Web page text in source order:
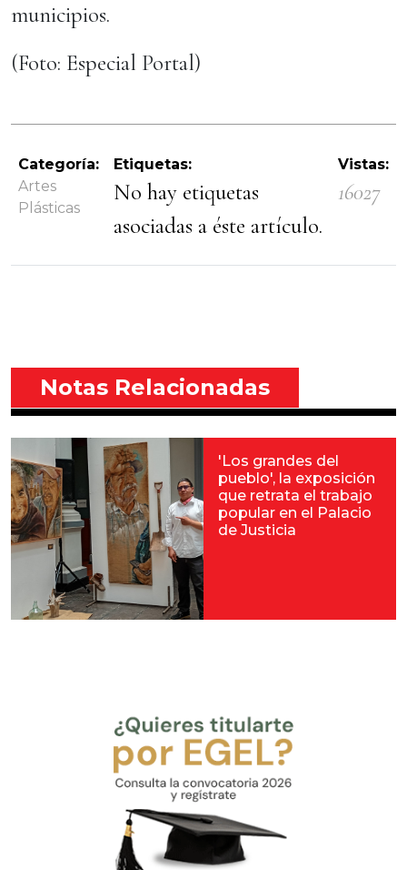
municipios.
(Foto: Especial Portal)
Categoría:
Artes
Plásticas
Etiquetas:
No hay etiquetas
asociadas a éste artículo.
Vistas:
16027
Notas Relacionadas
'Los grandes del
pueblo', la exposición
que retrata el trabajo
popular en el Palacio
de Justicia